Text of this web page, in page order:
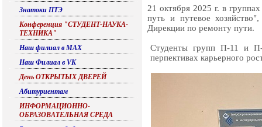
Знатоки ПТЭ
Конференция "СТУДЕНТ-НАУКА-
ТЕХНИКА"
Наш филиал в МАХ
Наш Филиал в VK
День ОТКРЫТЫХ ДВЕРЕЙ
Абитуриентам
ИНФОРМАЦИОННО-
ОБРАЗОВАТЕЛЬНАЯ СРЕДА
21 октября 2025 г. в
путь и путевое
Дирекции по ремонту пути.
Студенты групп П-11 и
перпективах карьерного